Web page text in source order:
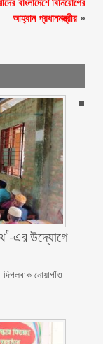
বাংলাদেশে বিনিয়োগের
আহ্বান প্রধানমন্ত্রীর»
এর উদ্যোগে
দিগলবাক নোয়াগাঁও